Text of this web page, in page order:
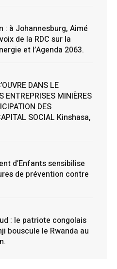
à Johannesburg, Aimé
de la RDC sur la
et l’Agenda 2063.
DANS LE
ENTREPRISES MINIÈRES
DES
SOCIAL Kinshasa,
d’Enfants sensibilise
de prévention contre
: le patriote congolais
bouscule le Rwanda au